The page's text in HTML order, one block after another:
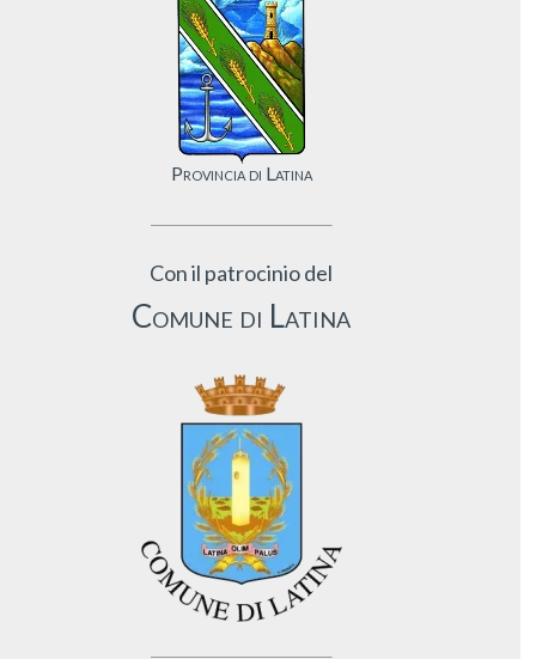
Provincia di Latina
Con il patrocinio del
Comune di Latina